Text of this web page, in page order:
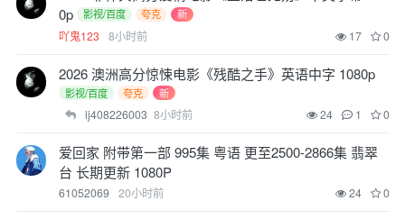
0p
影视/百度 夸克 新
吖鬼123 8小时前 17 0
2026 澳洲高分惊悚电影《残酷之手》英语中字 1080p
影视/百度 夸克 新
lj408226003 8小时前 24 1 0
爱回家 附带第一部 995集 粤语 更至2500-2866集 翡翠
台 长期更新 1080P
61052069 20小时前 24 0